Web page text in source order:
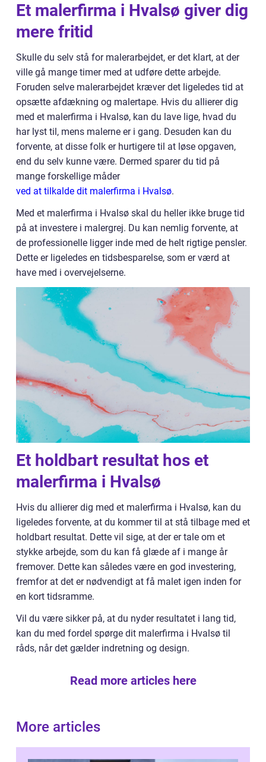
Et malerfirma i Hvalsø giver dig
mere fritid
Skulle du selv stå for malerarbejdet, er det klart, at der
ville gå mange timer med at udføre dette arbejde.
Foruden selve malerarbejdet kræver det ligeledes tid at
opsætte afdækning og malertape. Hvis du allierer dig
med et malerfirma i Hvalsø, kan du lave lige, hvad du
har lyst til, mens malerne er i gang. Desuden kan du
forvente, at disse folk er hurtigere til at løse opgaven,
end du selv kunne være. Dermed sparer du tid på
mange forskellige måder
ved at tilkalde dit malerfirma i Hvalsø.
Med et malerfirma i Hvalsø skal du heller ikke bruge tid
på at investere i malergrej. Du kan nemlig forvente, at
de professionelle ligger inde med de helt rigtige pensler.
Dette er ligeledes en tidsbesparelse, som er værd at
have med i overvejelserne.
Et holdbart resultat hos et
malerfirma i Hvalsø
Hvis du allierer dig med et malerfirma i Hvalsø, kan du
ligeledes forvente, at du kommer til at stå tilbage med et
holdbart resultat. Dette vil sige, at der er tale om et
stykke arbejde, som du kan få glæde af i mange år
fremover. Dette kan således være en god investering,
fremfor at det er nødvendigt at få malet igen inden for
en kort tidsramme.
Vil du være sikker på, at du nyder resultatet i lang tid,
kan du med fordel spørge dit malerfirma i Hvalsø til
råds, når det gælder indretning og design.
Read more articles here
More articles